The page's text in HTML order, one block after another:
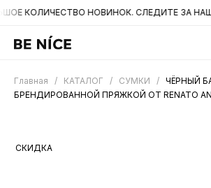
НОВИНОК. СЛЕДИТЕ ЗА НАШИМИ
Главная / КАТАЛОГ / СУМКИ / ЧЁРНЫЙ
БРЕНДИРОВАННОЙ ПРЯЖКОЙ ОТ RENATO
СКИДКА